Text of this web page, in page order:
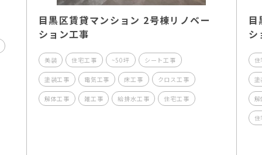
目黒区賃貸マンション 2号棟リノベー
ション工事
美装 住宅工事 ~50坪 シート工事
塗装工事 電気工事 床工事 クロス工事
解体工事 雑工事 給排水工事 住宅工事
シ
住
塗
解
住